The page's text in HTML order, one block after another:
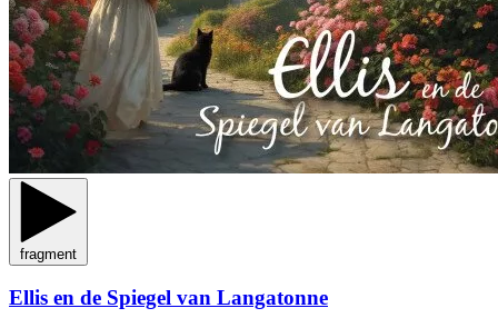
fragment
Ellis en de Spiegel van Langatonne